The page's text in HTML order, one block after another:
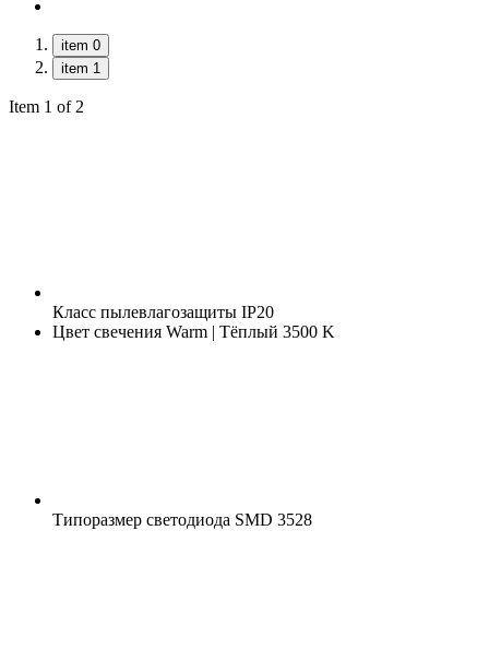
item 0
item 1
Item 1 of 2
Класс пылевлагозащиты IP20
Цвет свечения Warm | Тёплый 3500 K
Типоразмер светодиода SMD 3528